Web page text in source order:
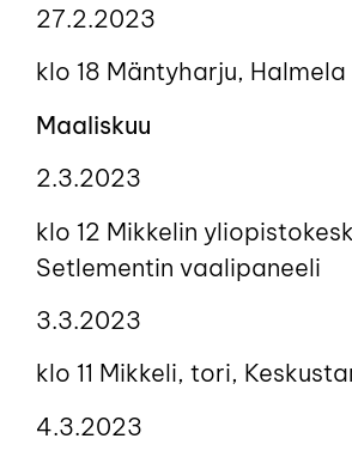
27.2.2023
klo 18 Mäntyharju, Halmela
Maaliskuu
2.3.2023
klo 12 Mikkelin
Setlementin vaalipaneeli
3.3.2023
klo 11 Mikkeli, tori,
4.3.2023